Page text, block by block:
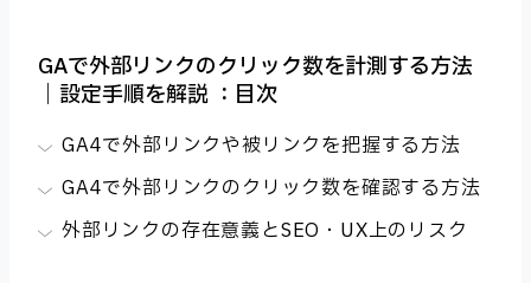
GAで外部リンクのクリック数を計測する方法
｜設定手順を解説 ：目次
GA4で外部リンクや被リンクを把握する方法
GA4で外部リンクのクリック数を確認する方法
外部リンクの存在意義とSEO・UX上のリスク